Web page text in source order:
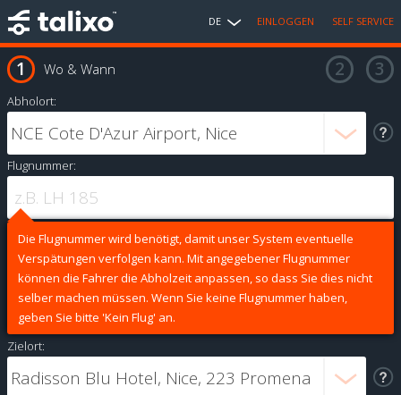
DE EINLOGGEN SELF SERVICE
Wo & Wann
Abholort:
Flugnummer:
Die Flugnummer wird benötigt, damit unser System eventuelle
Verspätungen verfolgen kann. Mit angegebener Flugnummer
können die Fahrer die Abholzeit anpassen, so dass Sie dies nicht
selber machen müssen. Wenn Sie keine Flugnummer haben,
geben Sie bitte 'Kein Flug' an.
Zielort: